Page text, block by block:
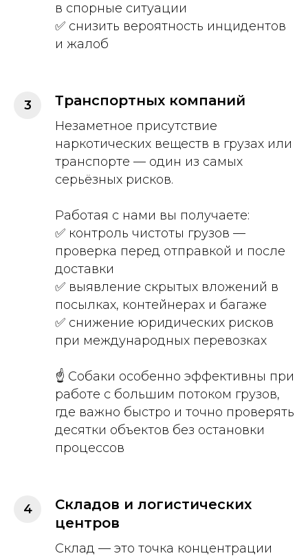
в спорные ситуации
✅ снизить вероятность инцидентов
и жалоб
Транспортных компаний
Незаметное присутствие
наркотических веществ в грузах или
транспорте — один из самых
серьёзных рисков.
Работая с нами вы получаете:
✅ контроль чистоты грузов —
проверка перед отправкой и после
доставки
✅ выявление скрытых вложений в
посылках, контейнерах и багаже
✅ снижение юридических рисков
при международных перевозках
☝️ Собаки особенно эффективны при
работе с большим потоком грузов,
где важно быстро и точно проверять
десятки объектов без остановки
процессов
Складов и логистических
центров
Склад — это точка концентрации